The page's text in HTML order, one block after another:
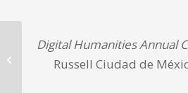
Digital Humanities Annual
Russell Ciudad de
Comunicación DH2016